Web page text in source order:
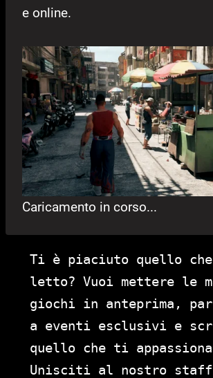
e online.
Caricamento in corso...
Ti è piaciuto quello
letto? Vuoi mettere le
giochi in anteprima,
a eventi esclusivi e
quello che ti
Unisciti al nostro